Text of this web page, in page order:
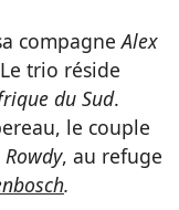
compagneAlex
trio réside
du Sud.
le couple
Rowdy, au refuge
.